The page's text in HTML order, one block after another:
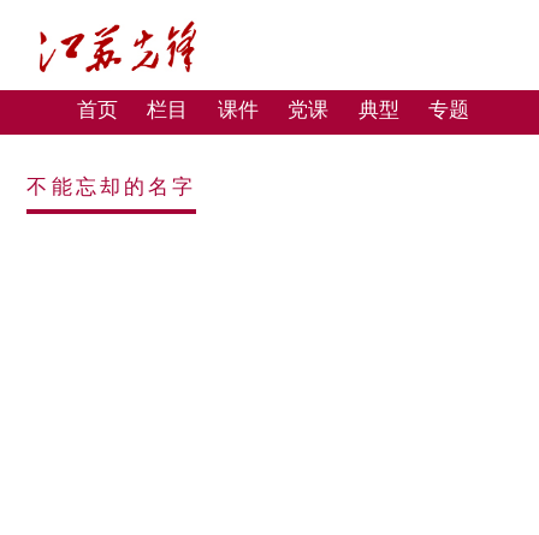
首页 栏目 课件 党课 典型 专题
不能忘却的名字